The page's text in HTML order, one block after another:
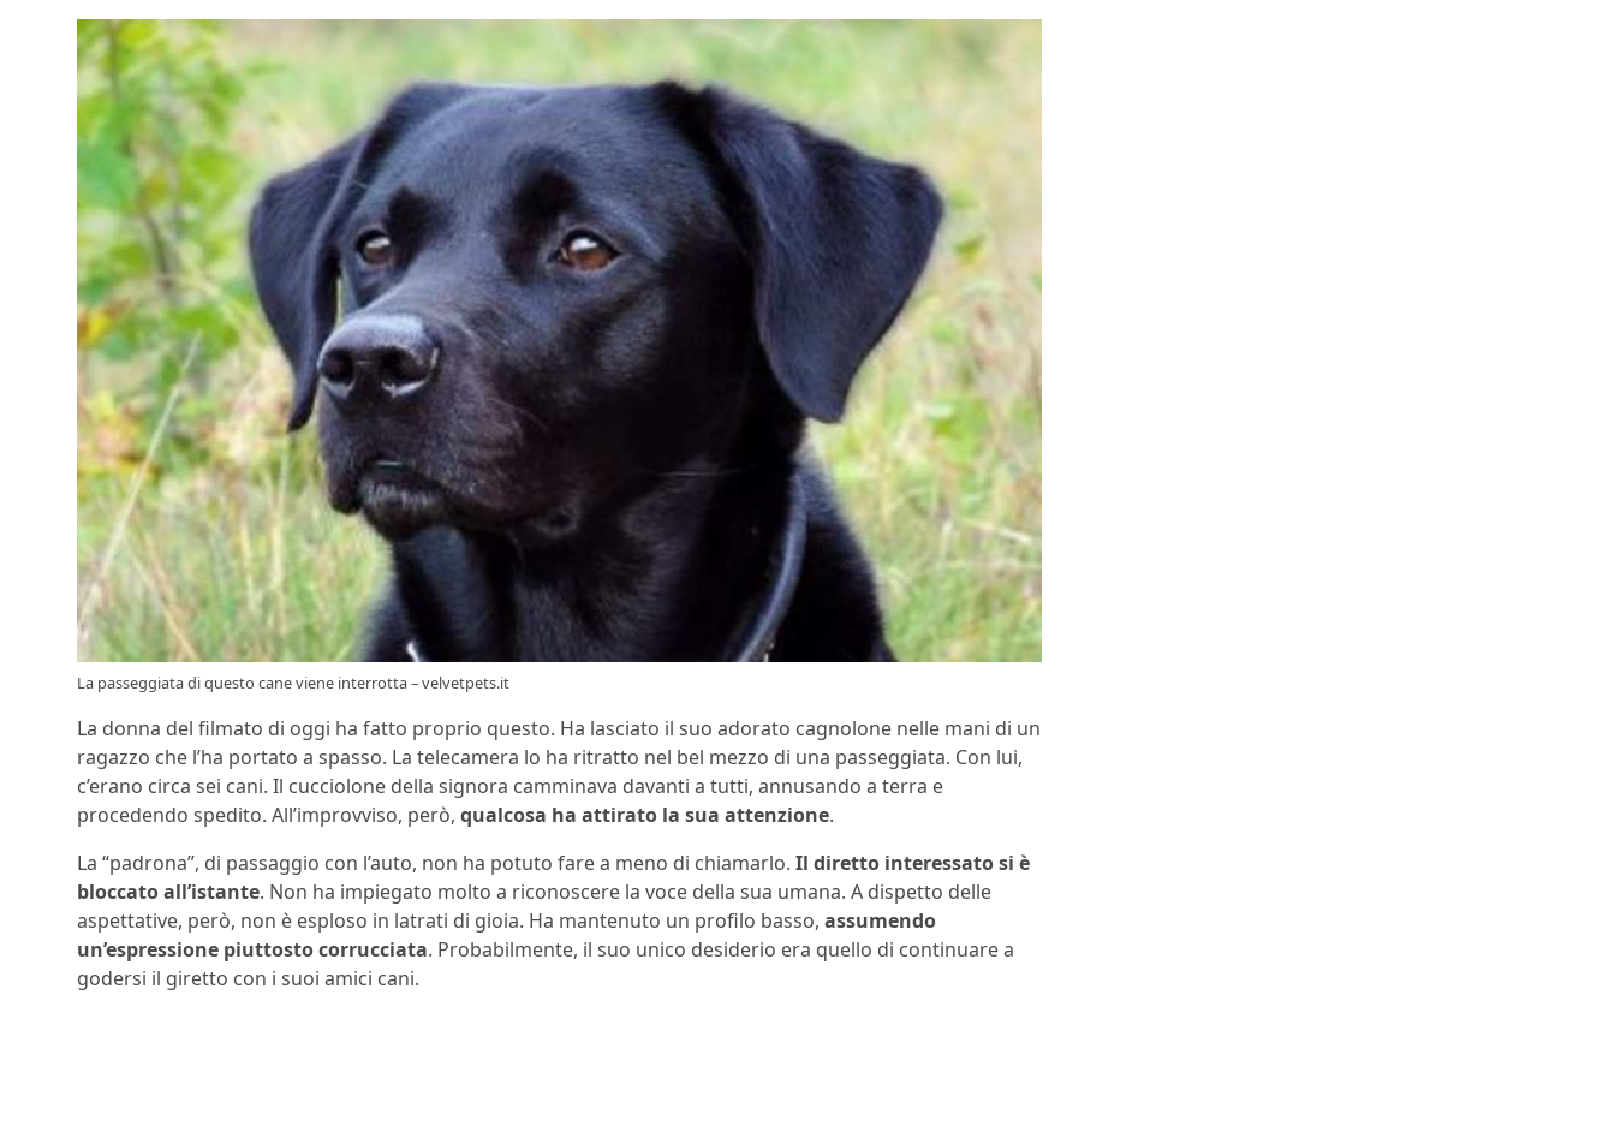
La passeggiata di questo cane viene interrotta – velvetpets.it
La donna del filmato di oggi ha fatto proprio questo. Ha lasciato il suo adorato cagnolone nelle mani di un
ragazzo che l’ha portato a spasso. La telecamera lo ha ritratto nel bel mezzo di una passeggiata. Con lui,
c’erano circa sei cani. Il cucciolone della signora camminava davanti a tutti, annusando a terra e
procedendo spedito. All’improvviso, però, qualcosa ha attirato la sua attenzione.
La “padrona”, di passaggio con l’auto, non ha potuto fare a meno di chiamarlo. Il diretto interessato si è
bloccato all’istante. Non ha impiegato molto a riconoscere la voce della sua umana. A dispetto delle
aspettative, però, non è esploso in latrati di gioia. Ha mantenuto un profilo basso, assumendo
un’espressione piuttosto corrucciata. Probabilmente, il suo unico desiderio era quello di continuare a
godersi il giretto con i suoi amici cani.